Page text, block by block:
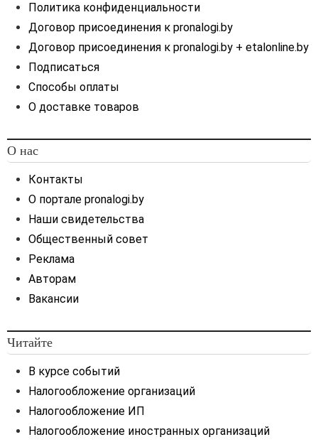
Политика конфиденциальности
Договор присоединения к pronalogi.by
Договор присоединения к pronalogi.by + etalonline.by
Подписаться
Способы оплаты
О доставке товаров
О нас
Контакты
О портале pronalogi.by
Наши свидетельства
Общественный совет
Реклама
Авторам
Вакансии
Читайте
В курсе событий
Налогообложение организаций
Налогообложение ИП
Налогообложение иностранных организаций